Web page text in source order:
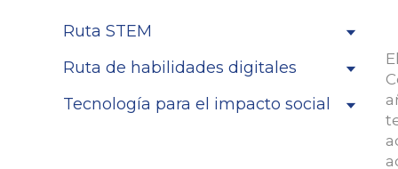
Ruta STEM
Ruta de habilidades digitales
Tecnología para el impacto social